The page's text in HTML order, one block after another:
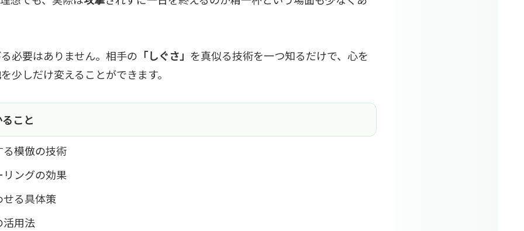
必要はありません。相手の 「しぐさ」 を真似る技術を一つ知るだけで、心を
を少しだけ変えることができます。
こと
模倣の技術
ングの効果
る具体策
活用法